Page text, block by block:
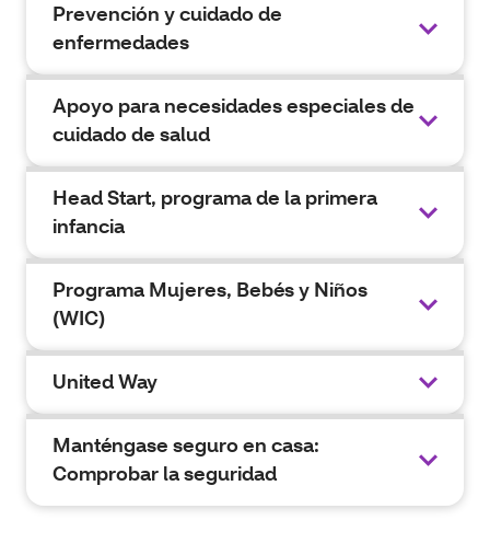
Prevención y cuidado de
enfermedades
Apoyo para necesidades especiales de
cuidado de salud
Head Start, programa de la primera
infancia
Programa Mujeres, Bebés y Niños
(WIC)
United Way
Manténgase seguro en casa:
Comprobar la seguridad